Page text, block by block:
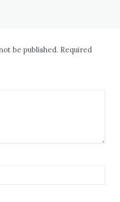
be published. Required